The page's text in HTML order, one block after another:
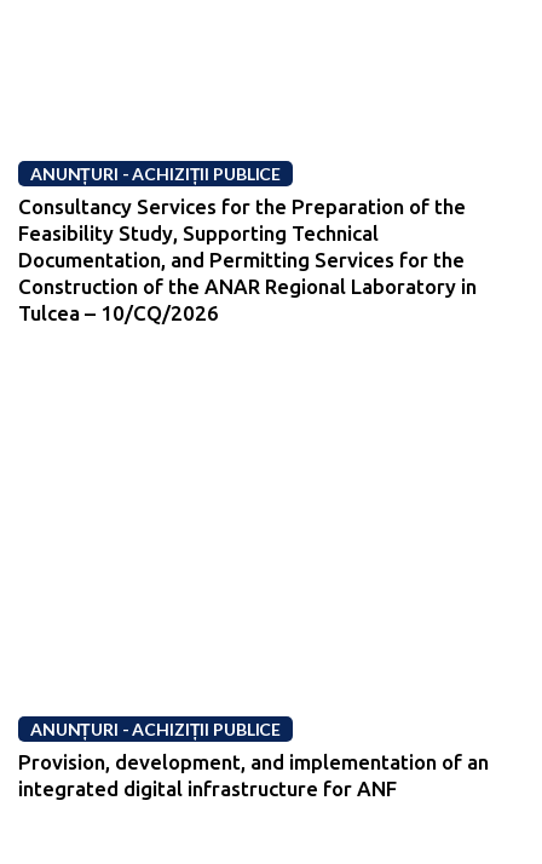
ANUNȚURI - ACHIZIȚII PUBLICE
Consultancy Services for the Preparation of the
Feasibility Study, Supporting Technical
Documentation, and Permitting Services for the
Construction of the ANAR Regional Laboratory in
Tulcea – 10/CQ/2026
ANUNȚURI - ACHIZIȚII PUBLICE
Provision, development, and implementation of an
integrated digital infrastructure for ANF